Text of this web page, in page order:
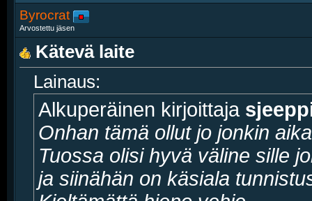
Byrocrat
Arvostettu jäsen
Kätevä laite
Lainaus:
Alkuperäinen kirjoittaja
Onhan tämä ollut jo jonkin
Tuossa olisi hyvä väline sille
ja siinähän on käsiala